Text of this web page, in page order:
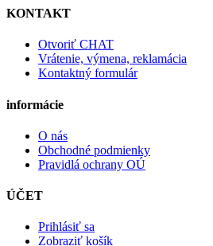
KONTAKT
Otvoriť CHAT
Vrátenie, výmena, reklamácia
Kontaktný formulár
informácie
O nás
Obchodné podmienky
Pravidlá ochrany OÚ
ÚČET
Prihlásiť sa
Zobraziť košík